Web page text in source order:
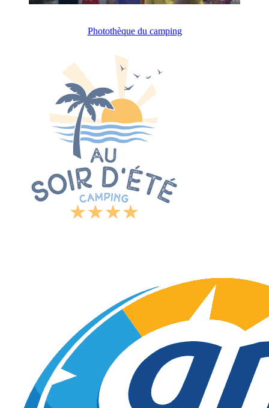
Photothèque du camping